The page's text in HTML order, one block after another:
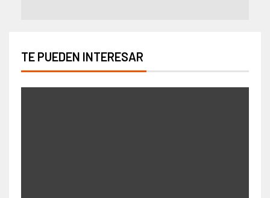
TE PUEDEN INTERESAR